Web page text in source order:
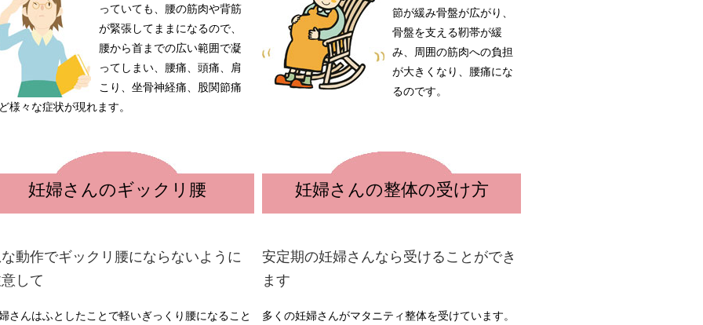
っていても、腰の筋肉や背筋
が緊張してままになるので、
腰から首までの広い範囲で凝
ってしまい、腰痛、頭痛、肩
こり、坐骨神経痛、股関節痛
様々な症状が現れます。
節が緩み骨盤が広がり、
骨盤を支える靭帯が緩
み、周囲の筋肉への負担
が大きくなり、腰痛にな
るのです。
妊婦さんのギックリ腰 妊婦さんの整体の受け方
動作でギックリ腰にならないように
して
さんはふとしたことで軽いぎっくり腰になること
安定期の妊婦さんなら受けることができ
ます
多くの妊婦さんがマタニティ整体を受けています。